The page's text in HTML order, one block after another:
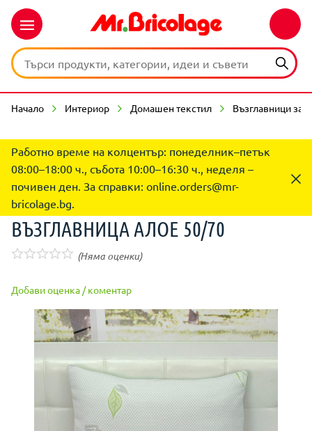
Начало Интериор Домашен текстил Възглавници за
Работно време на колцентър: понеделник–петък
08:00–18:00 ч., събота 10:00–16:30 ч., неделя –
почивен ден. За справки: online.orders@mr-
bricolage.bg.
ВЪЗГЛАВНИЦА АЛОЕ 50/70
(Няма оценки)
Добави оценка / коментар